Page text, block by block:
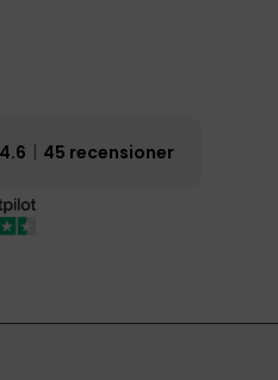
4.6 45 recensioner